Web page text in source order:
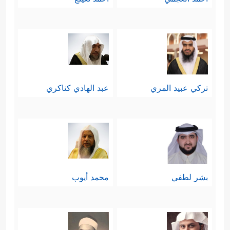
للعبث، أو النسيان، أو العشوائية حتى
ورقة الشجر الذابِلَة الساقطة! ومن باب
أَولَى سلوك هذا الإنسان المكلَّف بعمارة
الأرض
﴿وَیَعۡلَمُ مَا جَرَحۡتُم بِٱلنَّهَارِ ﴾.
المَعلَمُ السابع: عقيدة الجزاء الأخروي
الدافعة لفعل الخير وتجنُّب الشرِّ
كُنتُمۡ تَعۡمَلُونَ
وَهُوَ ٱلۡقَاهِرُ فَوۡقَ عِبَادِهِۦۖ وَیُرۡسِلُ
تركي عبيد المري عبد الهادي كناكري
بشر لطفي محمد أيوب